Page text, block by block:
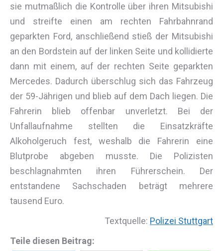
sie mutmaßlich die Kontrolle über ihren Mitsubishi
und streifte einen am rechten Fahrbahnrand
geparkten Ford, anschließend stieß der Mitsubishi
an den Bordstein auf der linken Seite und kollidierte
dann mit einem, auf der rechten Seite geparkten
Mercedes. Dadurch überschlug sich das Fahrzeug
der 59-Jährigen und blieb auf dem Dach liegen. Die
Fahrerin blieb offenbar unverletzt. Bei der
Unfallaufnahme stellten die Einsatzkräfte
Alkoholgeruch fest, weshalb die Fahrerin eine
Blutprobe abgeben musste. Die Polizisten
beschlagnahmten ihren Führerschein. Der
entstandene Sachschaden beträgt mehrere
tausend Euro.
Textquelle: Polizei Stuttgart
Teile diesen Beitrag: